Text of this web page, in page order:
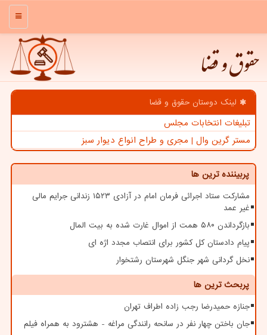
منو
حقوق و قضا
لینک دوستان حقوق و قضا
تبلیغات انتخابات مجلس
مستر گرین وال | مجری و طراح انواع دیوار سبز
پربیننده ترین ها
مشارکت ستاد اجرائی فرمان امام در آزادی ۱۵۲۳ زندانی جرایم مالی
غیر عمد
بازگرداندن ۵۸۰ همت از اموال غارت شده به بیت المال
پیام دادستان کل کشور برای انتصاب مجدد اژه ای
نخل گردانی شهر جنگل شهرستان رشتخوار
پربحث ترین ها
جنازه حمیدرضا رجب زاده اطراف تهران
جان باختن چهار نفر در سانحه رانندگی مراغه - هشترود به همراه فیلم